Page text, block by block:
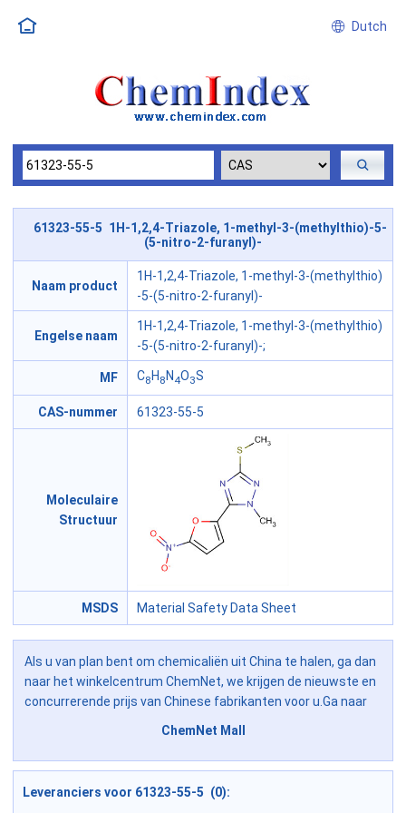
Dutch
61323-55-5 1H-1,2,4-Triazole, 1-methyl-3-(methylthio)-5-
(5-nitro-2-furanyl)-
Naam product
1H-1,2,4-Triazole, 1-methyl-3-(methylthio)
-5-(5-nitro-2-furanyl)-
Engelse naam
1H-1,2,4-Triazole, 1-methyl-3-(methylthio)
-5-(5-nitro-2-furanyl)-;
MF C8 H 8 N 4O3S
CAS-nummer 61323-55-5
Moleculaire
Structuur
MSDS Material Safety Data Sheet
Als u van plan bent om chemicaliën uit China te halen, ga dan
naar het winkelcentrum ChemNet, we krijgen de nieuwste en
concurrerende prijs van Chinese fabrikanten voor u.Ga naar
ChemNet Mall
Leveranciers voor 61323-55-5 (0):